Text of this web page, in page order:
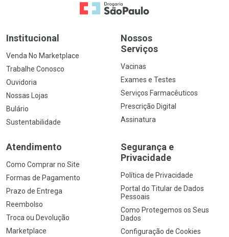
Ir para a Home
Institucional
Venda No Marketplace
Trabalhe Conosco
Ouvidoria
Nossas Lojas
Bulário
Sustentabilidade
Nossos
Serviços
Vacinas
Exames e Testes
Serviços Farmacêuticos
Prescrição Digital
Assinatura
Atendimento
Como Comprar no Site
Formas de Pagamento
Prazo de Entrega
Reembolso
Troca ou Devolução
Marketplace
Segurança e
Privacidade
Política de Privacidade
Portal do Titular de Dados
Pessoais
Como Protegemos os Seus
Dados
Configuração de Cookies